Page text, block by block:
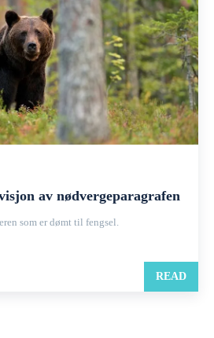
av nødvergeparagrafen
som er dømt til fengsel.
READ